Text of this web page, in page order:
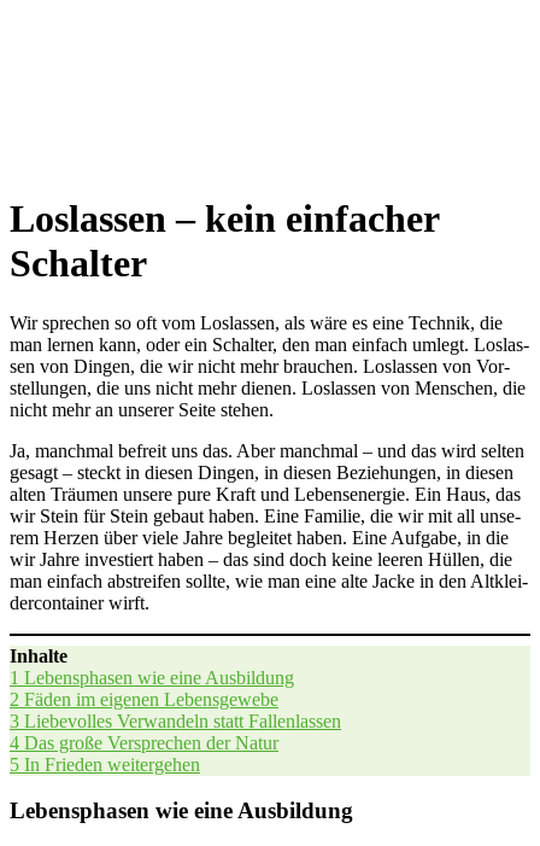
Loslassen – kein einfacher
Schalter
Wir spre­chen so oft vom Los­las­sen, als wäre es eine Tech­nik, die
man ler­nen kann, oder ein Schal­ter, den man ein­fach umlegt. Los­las­
sen von Din­gen, die wir nicht mehr brau­chen. Los­las­sen von Vor­
stel­lun­gen, die uns nicht mehr die­nen. Los­las­sen von Men­schen, die
nicht mehr an unse­rer Sei­te stehen.
Ja, manch­mal befreit uns das. Aber manch­mal – und das wird sel­ten
gesagt – steckt in die­sen Din­gen, in die­sen Bezie­hun­gen, in die­sen
alten Träu­men unse­re pure Kraft und Lebens­en­er­gie. Ein Haus, das
wir Stein für Stein gebaut haben. Eine Fami­lie, die wir mit all unse­
rem Her­zen über vie­le Jah­re beglei­tet haben. Eine Auf­ga­be, in die
wir Jah­re inves­tiert haben – das sind doch kei­ne lee­ren Hül­len, die
man ein­fach abstrei­fen soll­te, wie man eine alte Jacke in den Alt­klei­
der­con­tai­ner wirft.
Inhal­te
1 Lebens­pha­sen wie eine Ausbildung
2 Fäden im eige­nen Lebensgewebe
3 Lie­be­vol­les Ver­wan­deln statt Fallenlassen
4 Das gro­ße Ver­spre­chen der Natur
5 In Frie­den weitergehen
Lebensphasen wie eine Ausbildung